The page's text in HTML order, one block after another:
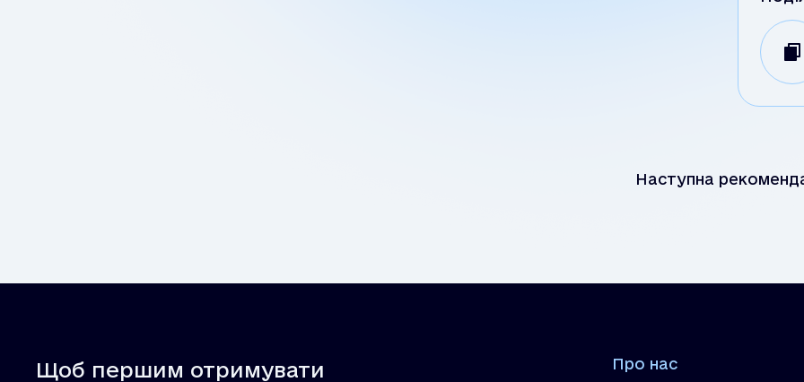
рівня.
Наступна
Щоб першим отримувати
Про нас